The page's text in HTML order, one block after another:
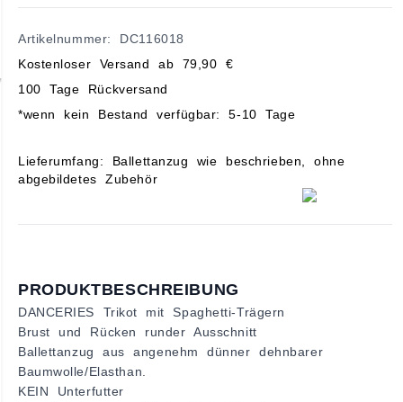
Artikelnummer: DC116018
Kostenloser Versand ab 79,90 €
100 Tage Rückversand
*wenn kein Bestand verfügbar: 5-10 Tage
Lieferumfang: Ballettanzug wie beschrieben, ohne
abgebildetes Zubehör
PRODUKTBESCHREIBUNG
DANCERIES Trikot mit Spaghetti-Trägern
Brust und Rücken runder Ausschnitt
Ballettanzug aus angenehm dünner dehnbarer
Baumwolle/Elasthan.
KEIN Unterfutter